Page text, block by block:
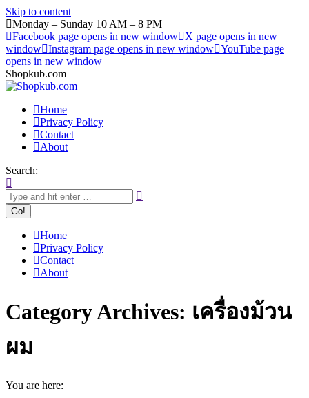
Skip to content
Monday – Sunday 10 AM – 8 PM
Facebook page opens in new window
X page opens in new
window Instagram page opens in new window YouTube page
opens in new window
Shopkub.com
Home
Privacy Policy
Contact
About
Search:
Home
Privacy Policy
Contact
About
Category Archives: เครื่องม้วน
ผม
You are here: